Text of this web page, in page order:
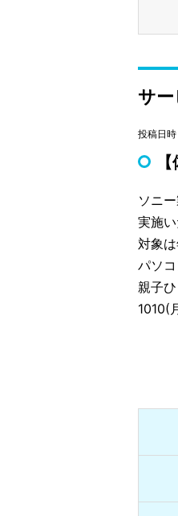
サ
投稿日
ソニ
実施い
対象
パソ
親子
1010(